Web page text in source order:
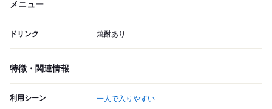
メニュー
ドリンク 焼酎あり
特徴・関連情報
利用シーン 一人で入りやすい